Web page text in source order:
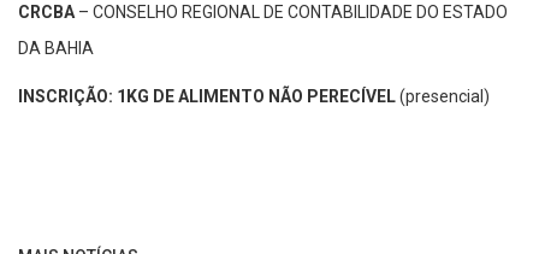
CRCBA – CONSELHO REGIONAL DE CONTABILIDADE DO ESTADO
DA BAHIA
INSCRIÇÃO: 1KG DE ALIMENTO NÃO PERECÍVEL(presencial)